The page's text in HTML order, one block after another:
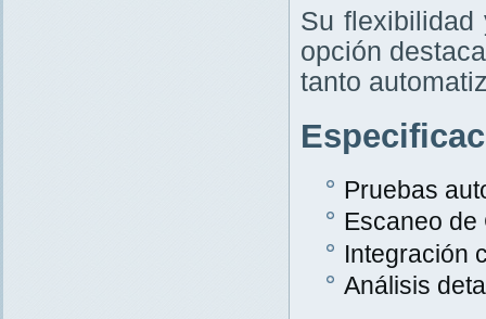
Su flexibilidad
opción
tanto
Pruebas
Escaneo de
Integración
Análisis